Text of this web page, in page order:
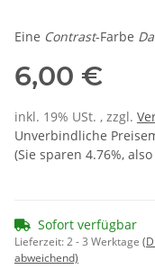
Eine Contrast-Farbe
6,00 €
inkl. 19% USt. , zzgl.
Unverbindliche
(Sie sparen 4.76%, also
Sofort verfügbar
Lieferzeit:2 - 3 Werktage
abweichend)